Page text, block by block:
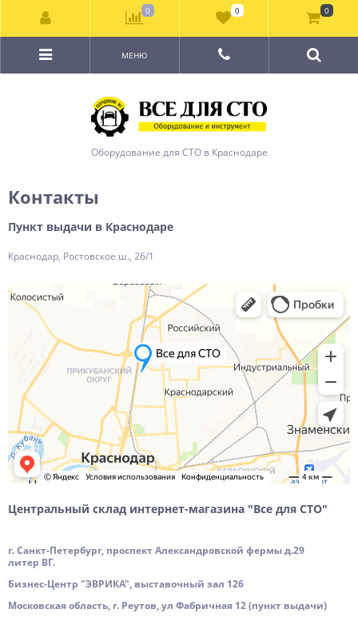
Оборудование для СТО в Краснодаре
МЕНЮ
Контакты
Пункт выдачи в Краснодаре
Краснодар, Ростовское ш., 26/1
Центральный склад интернет-магазина "Все для СТО"
г. Санкт-Петербург, проспект Александровской фермы д.29
литер ВГ.
Бизнес-Центр "ЭВРИКА", выставочный зал 126
Московская область, г. Реутов, ул Фабричная 12 (пункт выдачи)
0 0 0